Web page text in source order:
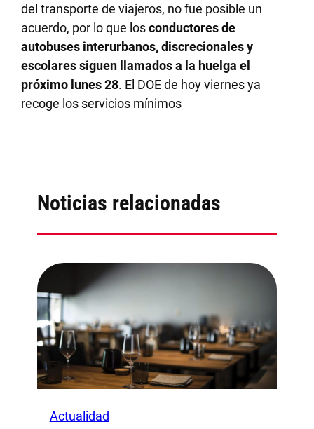
del transporte de viajeros, no fue posible un
acuerdo, por lo que losconductores de
autobuses interurbanos, discrecionales y
escolares siguen llamados a la huelga el
próximo lunes 28. El DOE de hoy viernes ya
recoge los servicios mínimos
Noticias relacionadas
Actualidad